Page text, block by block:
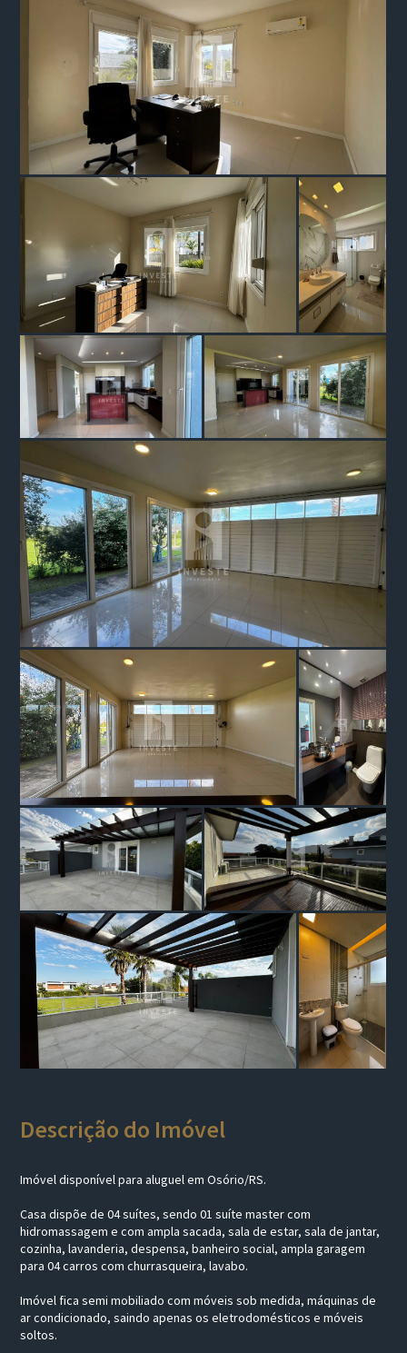
Descrição do Imóvel
Imóvel disponível para aluguel em Osório/RS.
Casa dispõe de 04 suítes, sendo 01 suíte master com
hidromassagem e com ampla sacada, sala de estar, sala de jantar,
cozinha, lavanderia, despensa, banheiro social, ampla garagem
para 04 carros com churrasqueira, lavabo.
Imóvel fica semi mobiliado com móveis sob medida, máquinas de
ar condicionado, saindo apenas os eletrodomésticos e móveis
soltos.